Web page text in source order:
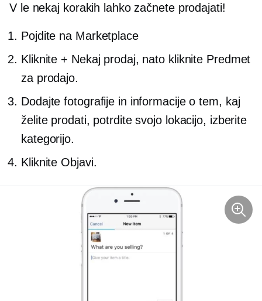
V le nekaj korakih lahko začnete prodajati!
Pojdite na Marketplace
Kliknite + Nekaj ​​prodaj, nato kliknite Predmet
za prodajo.
Dodajte fotografije in informacije o tem, kaj
želite prodati, potrdite svojo lokacijo, izberite
kategorijo.
Kliknite Objavi.